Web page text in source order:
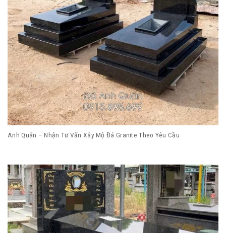
Anh Quân – Nhận Tư Vấn Xây Mộ Đá Granite Theo Yêu Cầu